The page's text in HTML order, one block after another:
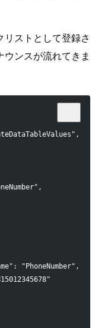
ストとして登録さ
ンスが流れてきま
"PhoneNumber",